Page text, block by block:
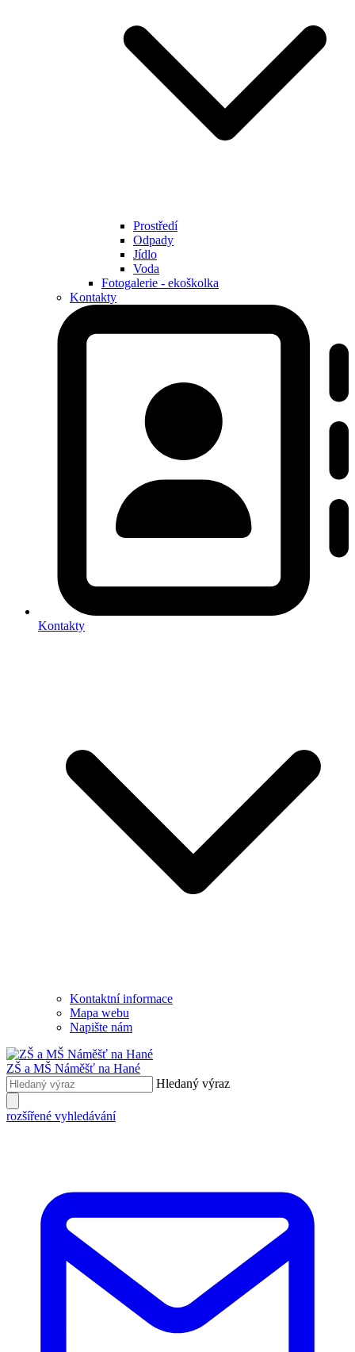
Prostředí
Odpady
Jídlo
Voda
Fotogalerie - ekoškolka
Kontakty
Kontakty
Kontaktní informace
Mapa webu
Napište nám
ZŠ a MŠ Náměšť na Hané
Hledaný výraz
rozšířené vyhledávání